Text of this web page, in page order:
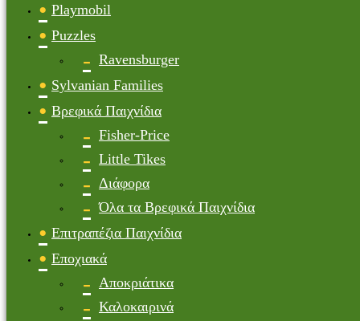
Playmobil
Puzzles
Ravensburger
Sylvanian Families
Βρεφικά Παιχνίδια
Fisher-Price
Little Tikes
Διάφορα
Όλα τα Βρεφικά Παιχνίδια
Επιτραπέζια Παιχνίδια
Εποχιακά
Αποκριάτικα
Καλοκαιρινά